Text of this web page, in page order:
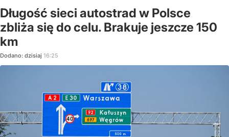
Długość sieci autostrad w Polsce
zbliża się do celu. Brakuje jeszcze 150
km
Dodano: dzisiaj 16:25